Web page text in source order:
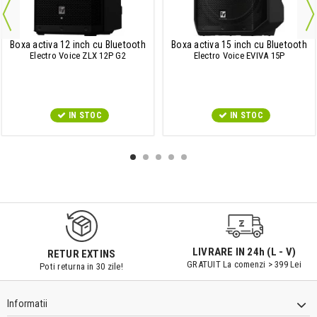
Boxa activa 12 inch cu Bluetooth
Electro Voice ZLX 12P G2
IN STOC
Boxa activa 15 inch cu Bluetooth
Electro Voice EVIVA 15P
IN STOC
RETUR EXTINS
Poti returna in 30 zile!
LIVRARE IN 24h (L - V)
GRATUIT La comenzi > 399 Lei
Informatii